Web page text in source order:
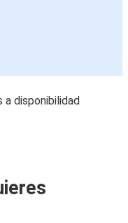
a disponibilidad